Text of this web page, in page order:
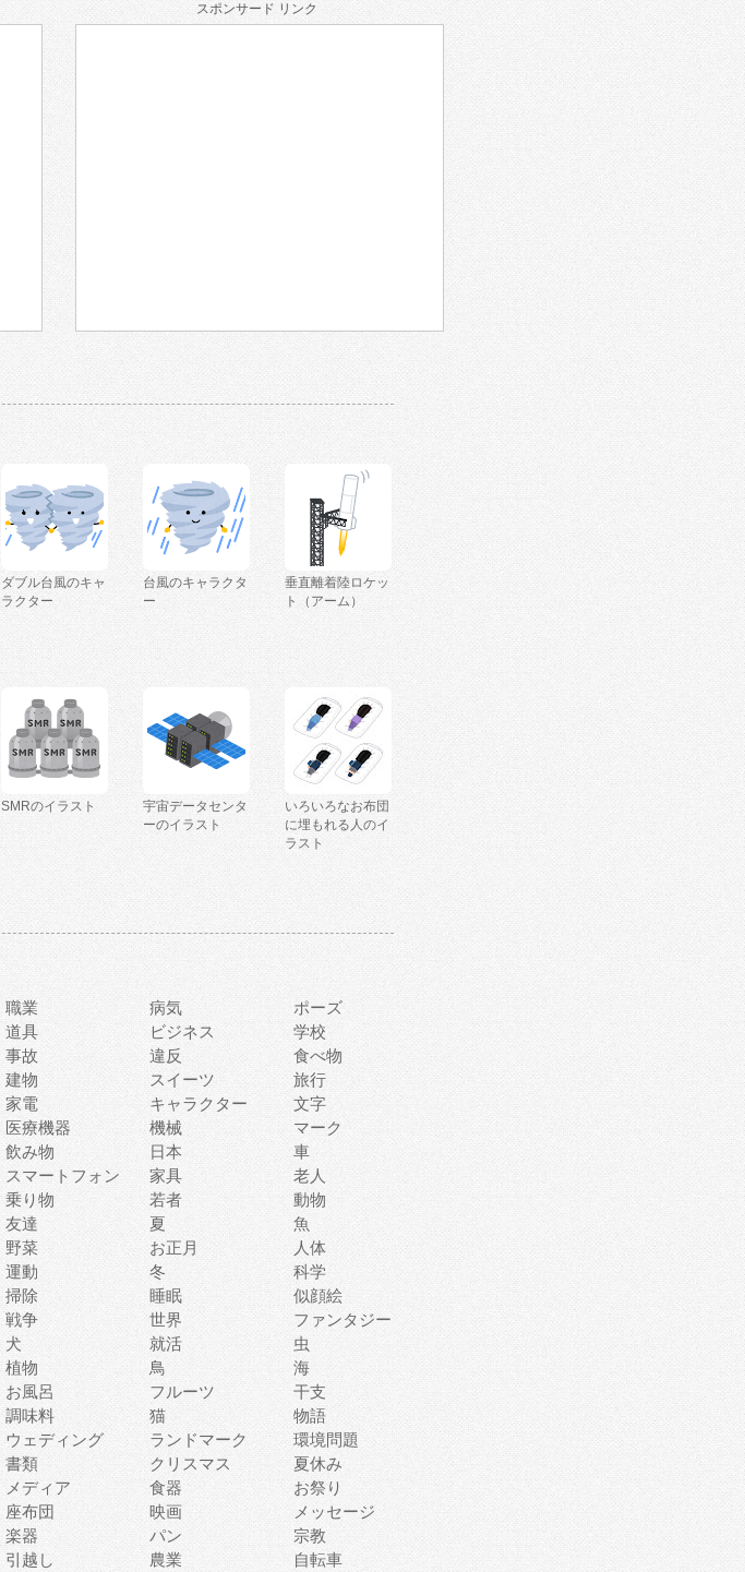
スポンサード リンク
ダブル台風のキャ
ラクター
台風のキャラクタ
ー
垂直離着陸ロケッ
ト（アーム）
SMRのイラスト
宇宙データセンタ
ーのイラスト
いろいろなお布団
に埋もれる人のイ
ラスト
職業 病気
ポーズ
道具 ビジネス
学校
事故 違反
食べ物
建物 スイーツ
旅行
家電 キャラクター
文字
医療機器 機械
マーク
飲み物 日本
車
スマートフォン 家具
老人
乗り物 若者
動物
友達 夏
魚
野菜 お正月
人体
運動 冬
科学
掃除 睡眠
似顔絵
戦争 世界
ファンタジー
犬 就活
虫
植物 鳥
海
お風呂 フルーツ
干支
調味料 猫
物語
ウェディング ランドマーク
環境問題
書類 クリスマス
夏休み
メディア 食器
お祭り
座布団 映画
メッセージ
楽器 パン
宗教
引越し 農業 自転車